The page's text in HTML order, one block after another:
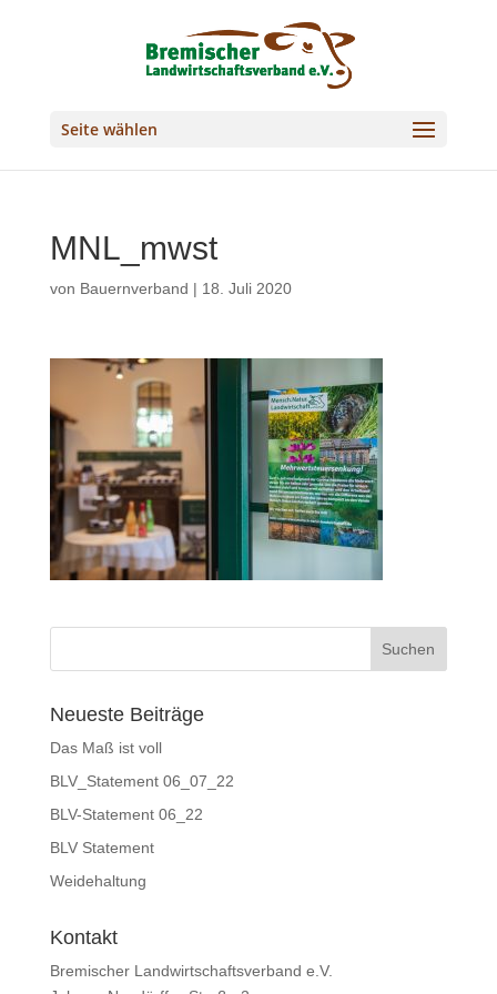
Seite wählen
MNL_mwst
von Bauernverband | 18. Juli 2020
Neueste Beiträge
Das Maß ist voll
BLV_Statement 06_07_22
BLV-Statement 06_22
BLV Statement
Weidehaltung
Kontakt
Bremischer Landwirtschaftsverband e.V.